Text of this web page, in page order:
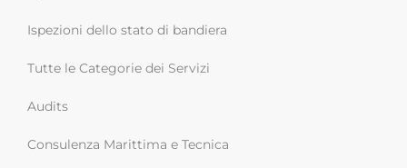
Ispezioni dello stato di bandiera
Tutte le Categorie dei Servizi
Audits
Consulenza Marittima e Tecnica